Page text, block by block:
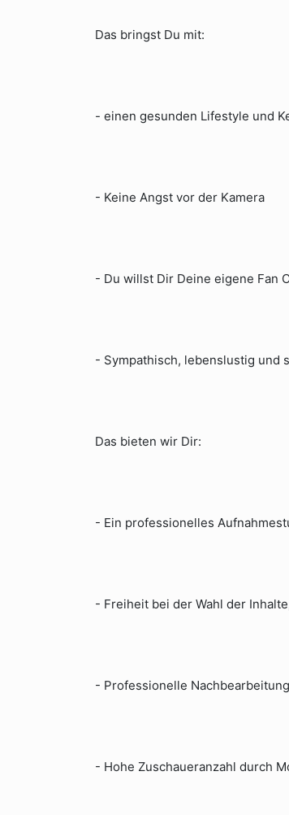
Das bringst Du mit:
- einen gesunden Lifestyle und
- Keine Angst vor der Kamera
- Du willst Dir Deine eigene Fan
- Sympathisch, lebenslustig und
Das bieten wir Dir:
- Ein professionelles
- Freiheit bei der Wahl der
- Professionelle
- Hohe Zuschaueranzahl durch